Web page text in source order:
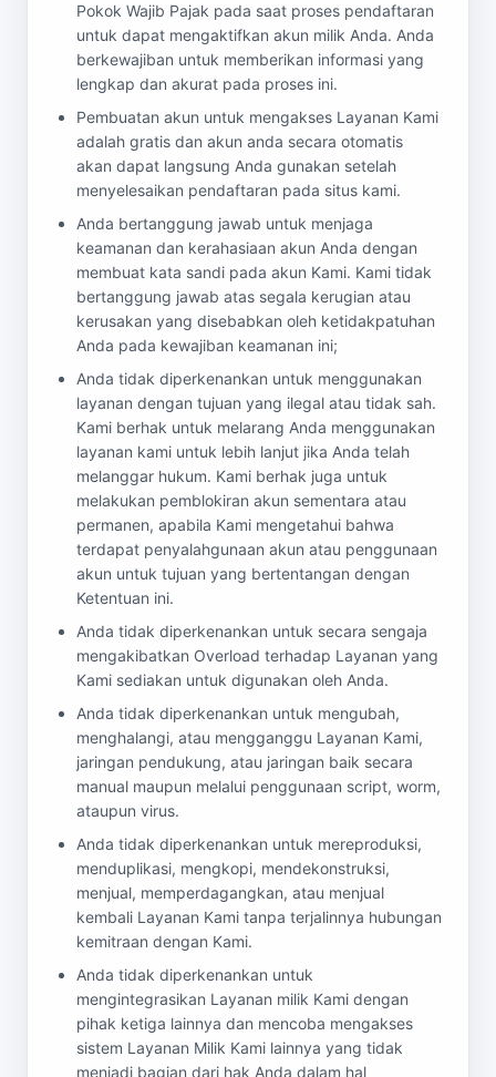
Pokok Wajib Pajak pada saat proses pendaftaran
untuk dapat mengaktifkan akun milik Anda. Anda
berkewajiban untuk memberikan informasi yang
lengkap dan akurat pada proses ini.
Pembuatan akun untuk mengakses Layanan Kami
adalah gratis dan akun anda secara otomatis
akan dapat langsung Anda gunakan setelah
menyelesaikan pendaftaran pada situs kami.
Anda bertanggung jawab untuk menjaga
keamanan dan kerahasiaan akun Anda dengan
membuat kata sandi pada akun Kami. Kami tidak
bertanggung jawab atas segala kerugian atau
kerusakan yang disebabkan oleh ketidakpatuhan
Anda pada kewajiban keamanan ini;
Anda tidak diperkenankan untuk menggunakan
layanan dengan tujuan yang ilegal atau tidak sah.
Kami berhak untuk melarang Anda menggunakan
layanan kami untuk lebih lanjut jika Anda telah
melanggar hukum. Kami berhak juga untuk
melakukan pemblokiran akun sementara atau
permanen, apabila Kami mengetahui bahwa
terdapat penyalahgunaan akun atau penggunaan
akun untuk tujuan yang bertentangan dengan
Ketentuan ini.
Anda tidak diperkenankan untuk secara sengaja
mengakibatkan Overload terhadap Layanan yang
Kami sediakan untuk digunakan oleh Anda.
Anda tidak diperkenankan untuk mengubah,
menghalangi, atau mengganggu Layanan Kami,
jaringan pendukung, atau jaringan baik secara
manual maupun melalui penggunaan script, worm,
ataupun virus.
Anda tidak diperkenankan untuk mereproduksi,
menduplikasi, mengkopi, mendekonstruksi,
menjual, memperdagangkan, atau menjual
kembali Layanan Kami tanpa terjalinnya hubungan
kemitraan dengan Kami.
Anda tidak diperkenankan untuk
mengintegrasikan Layanan milik Kami dengan
pihak ketiga lainnya dan mencoba mengakses
sistem Layanan Milik Kami lainnya yang tidak
menjadi bagian dari hak Anda dalam hal